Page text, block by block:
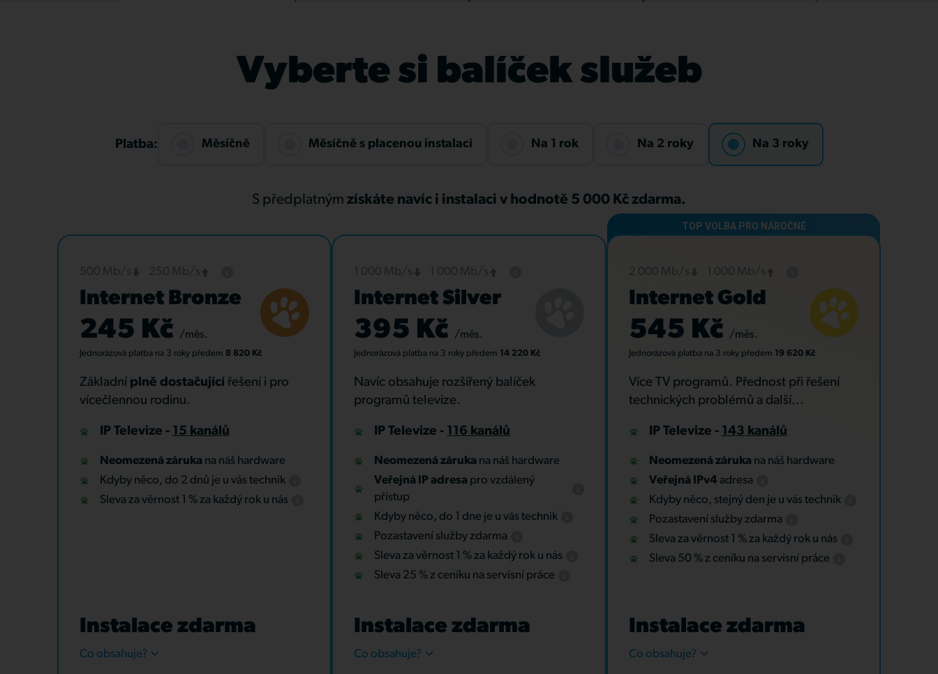
Vyberte si balíček služeb
Platba: Měsíčně Měsíčně s placenou instalací Na 1 rok Na 2 roky Na 3 roky
S předplatným získáte navíc i instalaci v hodnotě 5 000 Kč zdarma.
Internet Bronze
245 Kč /měs.
Jednorázová platba na 3 rokypředem 8 820 Kč
Základní plně dostačující řešení i pro
vícečlennou rodinu.
IP Televize - 15 kanálů
Neomezená záruka na náš hardware
Kdyby něco, do 2 dnů je u vás technik
Sleva za věrnost 1 % za každý rok u nás
Instalace zdarma
Co obsahuje?
Internet Silver
395 Kč /měs.
Jednorázová platba na 3 roky předem 14 220 Kč
Navíc obsahuje rozšířený balíček
programů televize.
IP Televize - 116 kanálů
Neomezená záruka na náš hardware
Veřejná IP adresa pro vzdálený
přístup
Kdyby něco, do 1 dne je u vás technik
Pozastavení služby zdarma
Sleva za věrnost 1 % za každý rok u nás
Sleva 25 % z ceníku na servisní práce
Instalace zdarma
Co obsahuje?
Internet Gold
545 Kč /měs.
Jednorázová platba na 3 rokypředem 19 620 Kč
Více TV programů. Přednost při řešení
technických problémů a další...
IP Televize - 143 kanálů
Neomezená záruka na náš hardware
Veřejná IPv4 adresa
Kdyby něco, stejný den je u vás technik
Pozastavení služby zdarma
Sleva za věrnost 1 % za každý rok u nás
Sleva 50 % z ceníku na servisní práce
Instalace zdarma
Co obsahuje?